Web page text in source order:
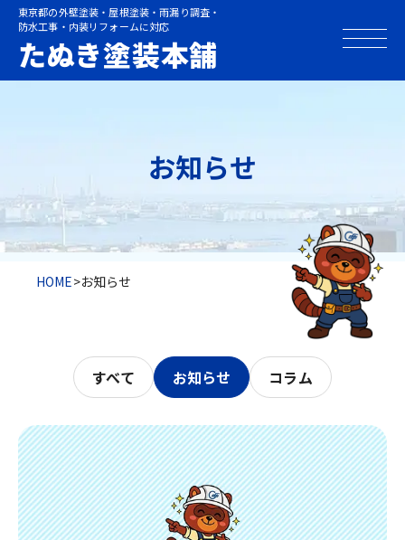
東京都の外壁塗装・屋根塗装・雨漏り調査・
防水工事・内装リフォームに対応
たぬき塗装本舗
お知らせ
HOME>お知らせ
すべて お知らせ コラム